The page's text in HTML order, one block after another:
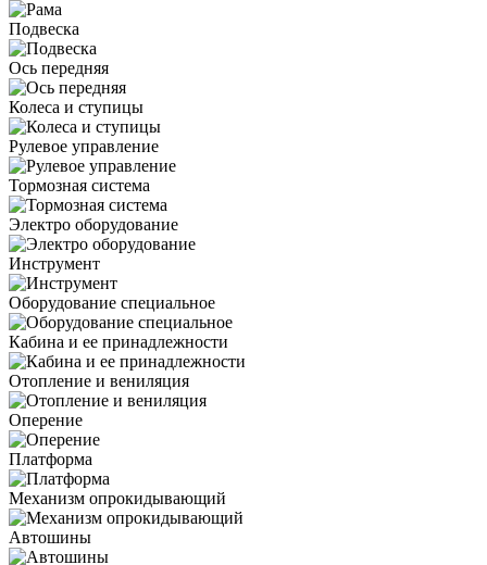
Подвеска
Ось передняя
Колеса и ступицы
Рулевое управление
Тормозная система
Электро оборудование
Инструмент
Оборудование специальное
Кабина и ее принадлежности
Отопление и вениляция
Оперение
Платформа
Механизм опрокидывающий
Автошины